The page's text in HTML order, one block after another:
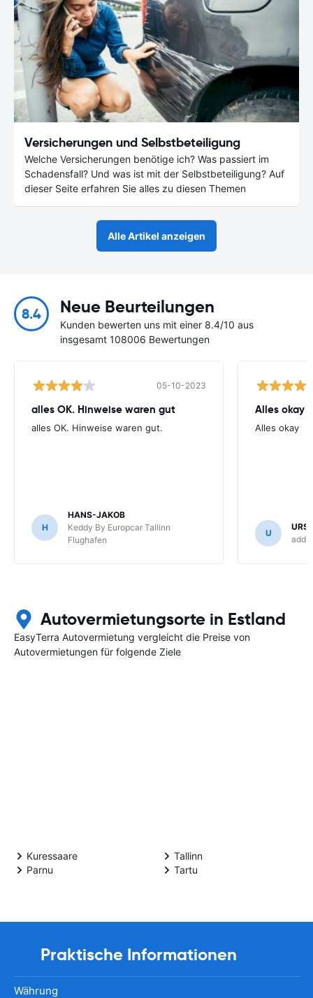
Versicherungen und Selbstbeteiligung
Welche Versicherungen benötige ich? Was passiert im
Schadensfall? Und was ist mit der Selbstbeteiligung? Auf
dieser Seite erfahren Sie alles zu diesen Themen
Alle Artikel anzeigen
8.4 Neue Beurteilungen
Kunden bewerten uns mit einer 8.4/10 aus
insgesamt 108006 Bewertungen
05-10-2023
alles OK. Hinweise waren gut
alles OK. Hinweise waren gut.
H
HANS-JAKOB
Keddy By Europcar Tallinn
Flughafen
Alles okay
Alles okay
U
Autovermietungsorte in Estland
EasyTerra Autovermietung vergleicht die Preise von
Autovermietungen für folgende Ziele
Kuressaare
Parnu
Tallinn
Tartu
Praktische Informationen
Währung